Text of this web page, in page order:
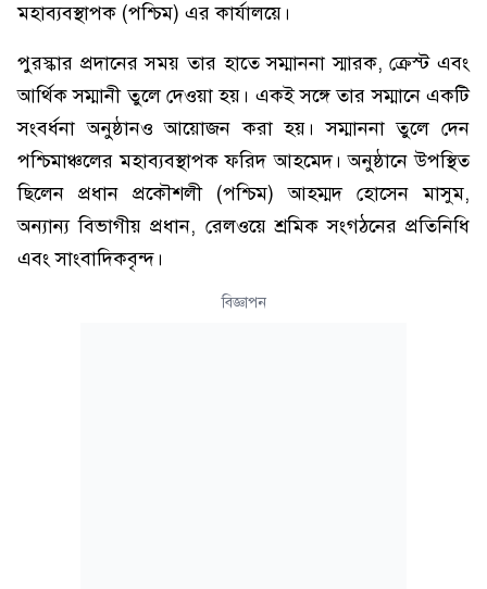
মহাব্যবস্থাপক (পশ্চিম) এর কার্যালয়ে।
পুরস্কার প্রদানের সময় তার হাতে সম্মাননা স্মারক, ক্রেস্ট এবং
আর্থিক সম্মানী তুলে দেওয়া হয়। একই সঙ্গে তার সম্মানে একটি
সংবর্ধনা অনুষ্ঠানও আয়োজন করা হয়। সম্মাননা তুলে দেন
পশ্চিমাঞ্চলের মহাব্যবস্থাপক ফরিদ আহমেদ। অনুষ্ঠানে উপস্থিত
ছিলেন প্রধান প্রকৌশলী (পশ্চিম) আহম্মদ হোসেন মাসুম,
অন্যান্য বিভাগীয় প্রধান, রেলওয়ে শ্রমিক সংগঠনের প্রতিনিধি
এবং সাংবাদিকবৃন্দ।
বিজ্ঞাপন